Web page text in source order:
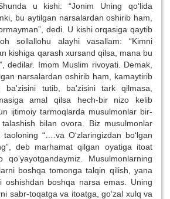
u kishi: “Jonim Uning qo‘lida
bu aytilgan narsalardan oshirib ham,
dedi. U kishi orqasiga qaytib
sollallohu alayhi vasallam: “Kimni
kishiga qarash xursand qilsa, mana bu
dedilar. Imom Muslim rivoyati. Demak,
narsalardan oshirib ham, kamaytirib
ba'zisini tutib, ba'zisini tark qilmasa,
amal qilsa hech-bir nizo kelib
ijtimoiy tarmoqlarda musulmonlar bir-
bilan ovora. Biz musulmonlar
“….va O‘zlaringizdan bo‘lgan
deb marhamat qilgan oyatiga itoat
qo‘yayotgandaymiz. Musulmonlarning
boshqa tomonga talqin qilish, yana
oshishdan boshqa narsa emas. Uning
sabr-toqatga va itoatga, go‘zal xulq va